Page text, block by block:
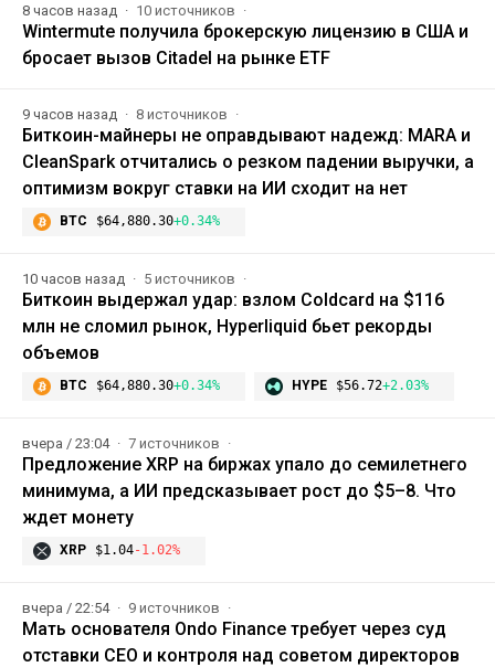
8 часов назад 10 источников
Wintermute получила брокерскую лицензию в США и
бросает вызов Citadel на рынке ETF
9 часов назад 8 источников
Биткоин-майнеры не оправдывают надежд: MARA и
CleanSpark отчитались о резком падении выручки, а
оптимизм вокруг ставки на ИИ сходит на нет
BTC $64,880.30+0.34%
10 часов назад 5 источников
Биткоин выдержал удар: взлом Coldcard на $116
млн не сломил рынок, Hyperliquid бьет рекорды
объемов
BTC $64,880.30+0.34% HYPE $56.72+2.03%
вчера / 23:04 7 источников
Предложение XRP на биржах упало до семилетнего
минимума, а ИИ предсказывает рост до $5–8. Что
ждет монету
XRP $1.04-1.02%
вчера / 22:54 9 источников
Мать основателя Ondo Finance требует через суд
отставки CEO и контроля над советом директоров